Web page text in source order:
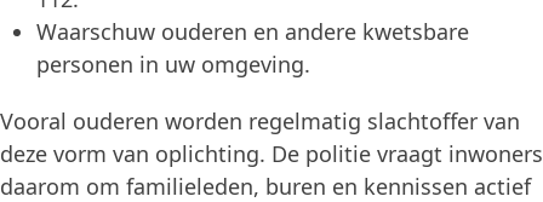
Waarschuw ouderen en andere kwetsbare
personen in uw omgeving.
Vooral ouderen worden regelmatig slachtoffer van
deze vorm van oplichting. De politie vraagt inwoners
daarom om familieleden, buren en kennissen actief